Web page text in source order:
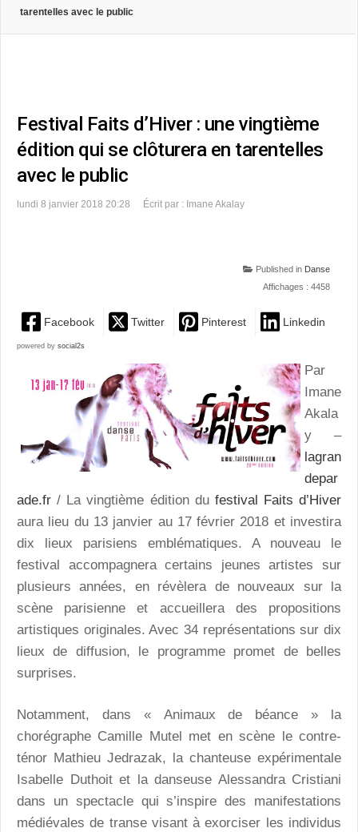
tarentelles avec le public
Festival Faits d’Hiver : une vingtième
édition qui se clôturera en tarentelles
avec le public
lundi 8 janvier 2018 20:28 Écrit par : Imane Akalay
Published in Danse
Affichages : 4458
Facebook Twitter Pinterest Linkedin
powered by social2s
Par
Imane
Akala
y –
lagran
depar
ade.fr/ La vingtième édition dufestival Faits d’Hiver
aura lieu du 13 janvier au 17 février 2018 et investira
dix lieux parisiens emblématiques. A nouveau le
festival accompagnera certains jeunes artistes sur
plusieurs années, en révèlera de nouveaux sur la
scène parisienne et accueillera des propositions
artistiques originales. Avec 34 représentations sur dix
lieux de diffusion, le programme promet de belles
surprises.
Notamment, dans « Animaux de béance » la
chorégraphe Camille Mutel met en scène le contre-
ténor Mathieu Jedrazak, la chanteuse expérimentale
Isabelle Duthoit et la danseuse Alessandra Cristiani
dans un spectacle qui s’inspire des manifestations
médiévales de transe visant à exorciser les individus